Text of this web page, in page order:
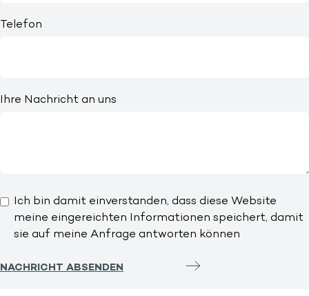
Telefon
Ihre Nachricht an uns
Ich bin damit einverstanden, dass diese Website
meine eingereichten Informationen speichert, damit
sie auf meine Anfrage antworten können
NACHRICHT ABSENDEN